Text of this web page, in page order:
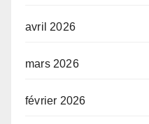
avril 2026
mars 2026
février 2026